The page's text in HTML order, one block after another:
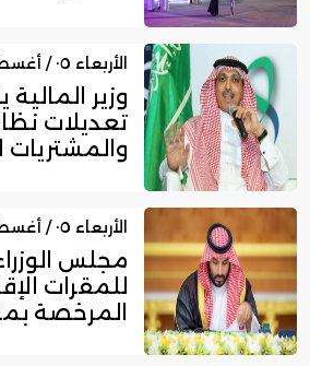
الأربعاء ٠٥ / أغسطس / ٢٠٢٦
وزير
تعديلات
والمشتريات
الأربعاء ٠٥ / أغسطس / ٢٠٢٦
مجلس
للمقرات
المرخصة